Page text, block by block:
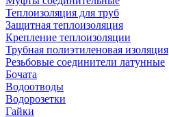
Теплоизоляция для труб
Защитная теплоизоляция
Крепление теплоизоляции
Трубная полиэтиленовая изоляция
Резьбовые соединители латунные
Бочата
Водоотводы
Водорозетки
Гайки